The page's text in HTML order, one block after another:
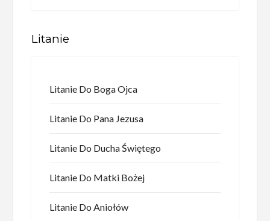
Litanie
Litanie Do Boga Ojca
Litanie Do Pana Jezusa
Litanie Do Ducha Świętego
Litanie Do Matki Bożej
Litanie Do Aniołów